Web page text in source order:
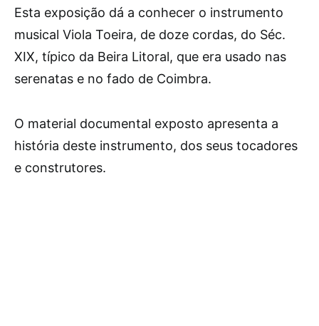
Esta exposição dá a conhecer o instrumento
musical Viola Toeira, de doze cordas, do Séc.
XIX, típico da Beira Litoral, que era usado nas
serenatas e no fado de Coimbra.
O material documental exposto apresenta a
história deste instrumento, dos seus tocadores
e construtores.